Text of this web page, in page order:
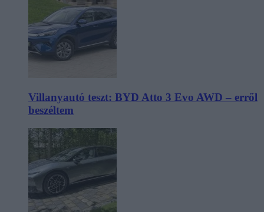
Villanyautó teszt: BYD Atto 3 Evo AWD – erről
beszéltem